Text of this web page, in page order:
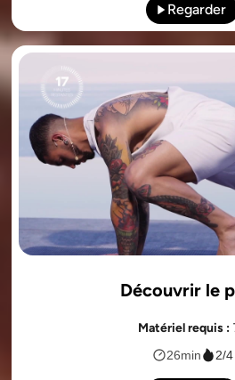
Regarder
Découvrir le
Matériel requis :
26min 2/4